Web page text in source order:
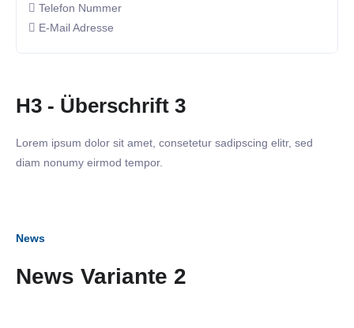
Telefon Nummer
E-Mail Adresse
H3 - Überschrift 3
Lorem ipsum dolor sit amet, consetetur sadipscing elitr, sed
diam nonumy eirmod tempor.
News
News Variante 2